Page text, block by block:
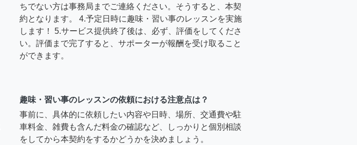
ちでない方は事務局までご連絡ください。そうすると、本契
約となります。 4.予定日時に趣味・習い事のレッスンを実施
します！ 5.サービス提供終了後は、必ず、評価をしてくださ
い。評価まで完了すると、サポーターが報酬を受け取ること
ができます。
趣味・習い事のレッスンの依頼における注意点は？
事前に、具体的に依頼したい内容や日時、場所、交通費や駐
車料金、雑費も含んだ料金の確認など、しっかりと個別相談
をしてから本契約をするかどうかを決めましょう。